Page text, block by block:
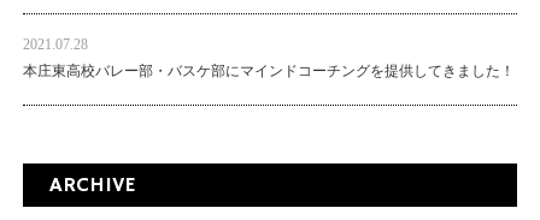
2021.07.28
本庄東高校バレー部・バスケ部にマインドコーチングを提供してきました！
ARCHIVE